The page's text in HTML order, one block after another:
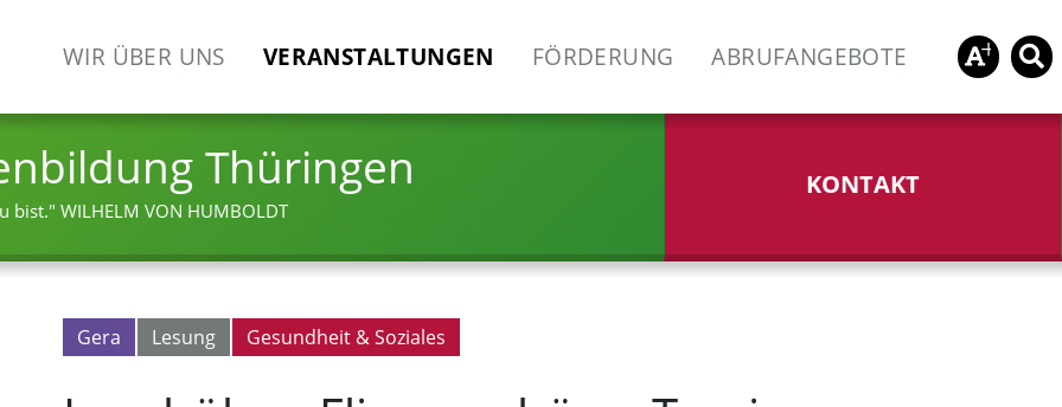
WIR ÜBER UNS VERANSTALTUNGEN FÖRDERUNG ABRUFANGEBOTE
Thüringen
bist." WILHELM VON HUMBOLDT
KONTAKT
Gera Lesung Gesundheit & Soziales